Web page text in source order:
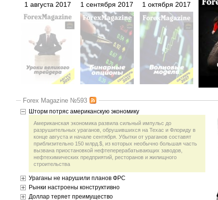
1 августа 2017 1 сентября 2017 1 октября 2017
Forex Magazine №593
Шторм потряс американскую экономику
Американская экономика развила сильный импульс до
разрушительных ураганов, обрушившихся на Техас и Флориду в
конце августа и начале сентября. Убытки от ураганов составят
приблизительно 150 млрд.$, из которых необычно большая часть
вызвана приостановкой нефтеперерабатывающих заводов,
нефтехимических предприятий, ресторанов и жилищного
строительства
Ураганы не нарушили планов ФРС
Рынки настроены конструктивно
Доллар теряет преимущество